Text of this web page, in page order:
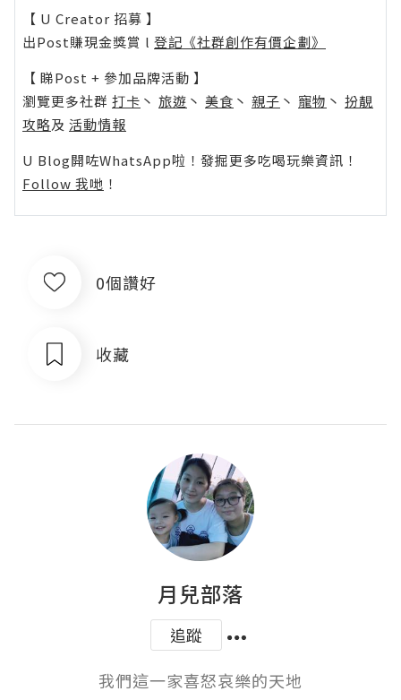
【 U Creator 招募 】
出Post賺現金獎賞 l 登記《社群創作有價企劃》
【 睇Post + 參加品牌活動 】
瀏覽更多社群 打卡 丶 旅遊 丶 美食 丶 親子 丶 寵物 丶 扮靚
攻略及 活動情報
U Blog開咗WhatsApp啦！發掘更多吃喝玩樂資訊！
Follow 我哋 ！
0個讚好
收藏
月兒部落
追蹤
我們這一家喜怒哀樂的天地